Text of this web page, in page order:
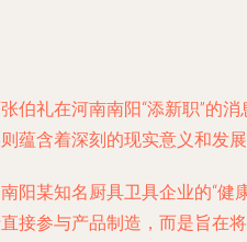
伯礼在河南南阳“添新职”的
蕴含着深刻的现实意义和发
阳某知名厨具卫具企业的“
接参与产品制造，而是旨在